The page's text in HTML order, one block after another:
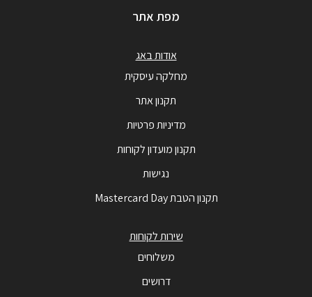
מפת אתר
אודות באג
מחלקה עיסקית
תקנון אתר
מדיניות פרטיות
תקנון מועדון לקוחות
נגישות
תקנון הטבת Mastercard Day
שירות לקוחות
משלוחים
דרושים